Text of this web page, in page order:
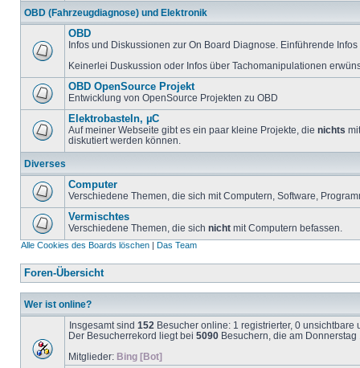
OBD (Fahrzeugdiagnose) und Elektronik
OBD
Infos und Diskussionen zur On Board Diagnose. Einführende
Keinerlei Duskussion oder Infos über Tachomanipulationen
OBD OpenSource Projekt
Entwicklung von OpenSource Projekten zu OBD
Elektrobasteln, µC
Auf meiner Webseite gibt es ein paar kleine Projekte, die nichts
diskutiert werden können.
Diverses
Computer
Verschiedene Themen, die sich mit Computern, Software,
Vermischtes
Verschiedene Themen, die sich nicht mit Computern befassen.
Alle Cookies des Boards löschen | Das Team
Foren-Übersicht
Wer ist online?
Insgesamt sind 152 Besucher online: 1 registrierter, 0
Der Besucherrekord liegt bei 5090 Besuchern, die am
Mitglieder: Bing [Bot]